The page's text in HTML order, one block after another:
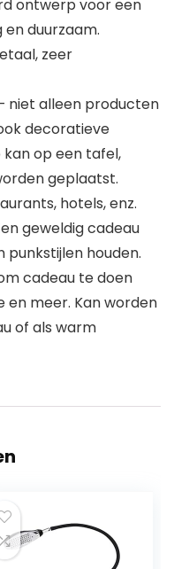
ontwerp voor een
duurzaam.
zeer
niet alleen producten
decoratieve
op een tafel,
geplaatst.
hotels, enz.
geweldig cadeau
houden.
cadeau te doen
en meer. Kan worden
of als warm